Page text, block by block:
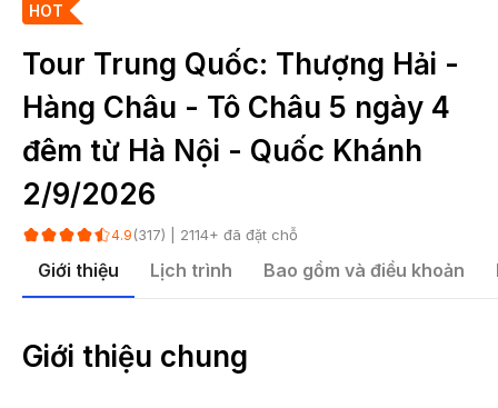
HOT
Tour Trung Quốc: Thượng Hải -
Hàng Châu - Tô Châu 5 ngày 4
đêm từ Hà Nội - Quốc Khánh
2/9/2026
4.9 (317) | 2114+ đã đặt chỗ
Giới thiệu Lịch trình Bao gồm và điều khoản
Giới thiệu chung